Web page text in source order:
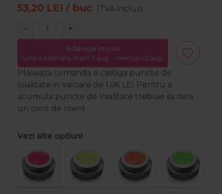
53,20 LEI / buc (TVA inclus)
− +
Adauga in cos
Livrare estimata: marți 11 aug. - miercuri 12 aug.
Plaseaza comanda si castiga puncte de
loialitate in valoare de 1,06 LEI Pentru a
acumula puncte de loialitate trebuie sa detii
un cont de client.
Vezi alte optiuni